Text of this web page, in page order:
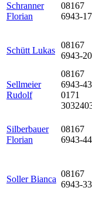
Schranner
Florian
08167
6943-17
Schütt Lukas
08167
6943-20
Sellmeier
Rudolf
08167
6943-43
0171
Silberbauer
Florian
08167
6943-44
Soller Bianca
08167
6943-33